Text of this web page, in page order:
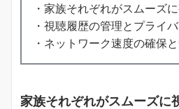
・家族それぞれがスムーズ
・視聴履歴の管理とプライ
・ネットワーク速度の確保
家族それぞれがスムーズに